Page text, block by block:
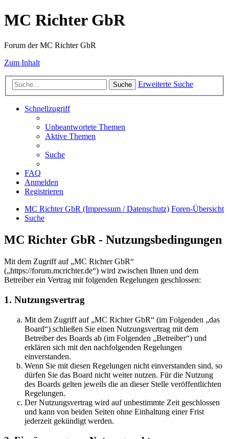
MC Richter GbR
Forum der MC Richter GbR
Zum Inhalt
Suche Erweiterte Suche
Schnellzugriff
Unbeantwortete Themen
Aktive Themen
Suche
FAQ
Anmelden
Registrieren
MC Richter GbR (Impressum / Datenschutz) Foren-Übersicht
Suche
MC Richter GbR - Nutzungsbedingungen
Mit dem Zugriff auf „MC Richter GbR“
(„https://forum.mcrichter.de“) wird zwischen Ihnen und dem
Betreiber ein Vertrag mit folgenden Regelungen geschlossen:
1. Nutzungsvertrag
Mit dem Zugriff auf „MC Richter GbR“ (im Folgenden „das
Board“) schließen Sie einen Nutzungsvertrag mit dem
Betreiber des Boards ab (im Folgenden „Betreiber“) und
erklären sich mit den nachfolgenden Regelungen
einverstanden.
Wenn Sie mit diesen Regelungen nicht einverstanden sind, so
dürfen Sie das Board nicht weiter nutzen. Für die Nutzung
des Boards gelten jeweils die an dieser Stelle veröffentlichten
Regelungen.
Der Nutzungsvertrag wird auf unbestimmte Zeit geschlossen
und kann von beiden Seiten ohne Einhaltung einer Frist
jederzeit gekündigt werden.